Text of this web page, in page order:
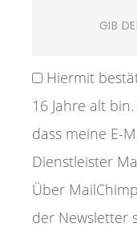
Hiermit
16 Jahre alt
dass meine E-
Dienstleister
Über
der Newsletter